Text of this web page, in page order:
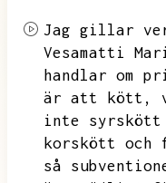
Jag gillar
Vesamatti
handlar om
är att kött,
inte
korskött och
så